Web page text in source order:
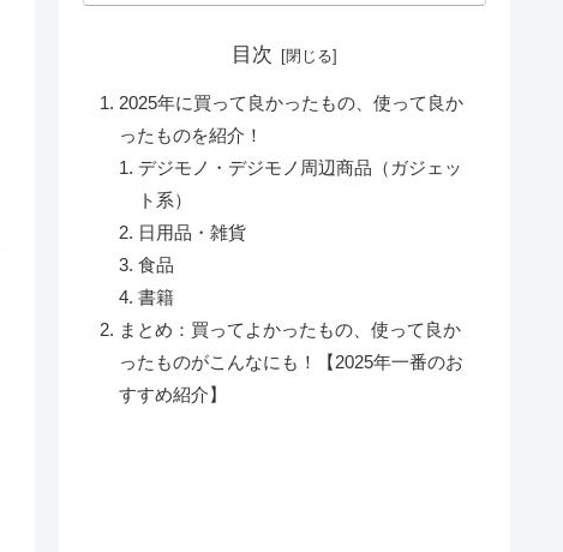
目次
2025年に買って良かったもの、使って良か
ったものを紹介！
デジモノ・デジモノ周辺商品（ガジェッ
ト系）
日用品・雑貨
食品
書籍
まとめ：買ってよかったもの、使って良か
ったものがこんなにも！【2025年一番のお
すすめ紹介】